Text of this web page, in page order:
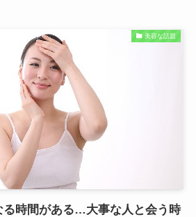
美容な話題
る時間がある…大事な人と会う時